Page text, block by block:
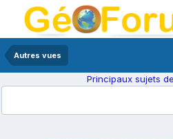
Autres vues
Principaux sujets